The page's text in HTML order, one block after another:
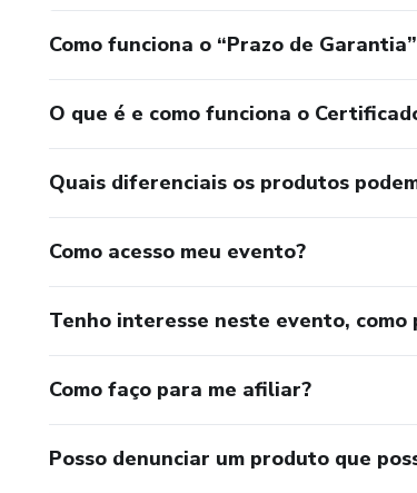
Como funciona o “Prazo de
O que é e como funciona o
Quais diferenciais os produtos
Como acesso meu evento?
Tenho interesse neste evento, como
Como faço para me afiliar?
Posso denunciar um produto que